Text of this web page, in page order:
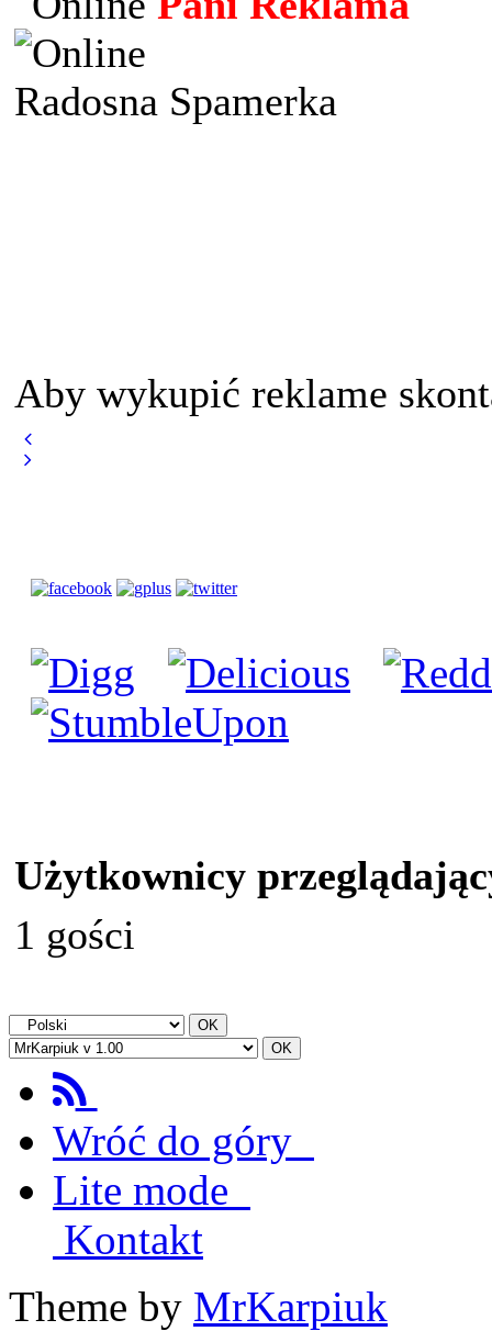
Radosna Spamerka
Aby wykupić reklame
Użytkownicy
1 gości
Wróć do góry
Lite mode
Kontakt
Theme by MrKarpiuk